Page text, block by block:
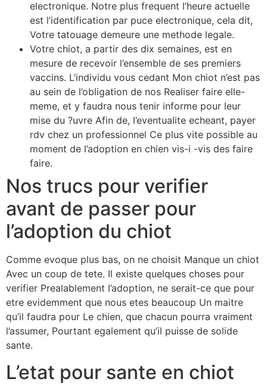
electronique. Notre plus frequent l’heure actuelle
est l’identification par puce electronique, cela dit,
Votre tatouage demeure une methode legale.
Votre chiot, a partir des dix semaines, est en
mesure de recevoir l’ensemble de ses premiers
vaccins. L’individu vous cedant Mon chiot n’est pas
au sein de l’obligation de nos Realiser faire elle-
meme, et y faudra nous tenir informe pour leur
mise du ?uvre Afin de, l’eventualite echeant, payer
rdv chez un professionnel Ce plus vite possible au
moment de l’adoption en chien vis-i -vis des faire
faire.
Nos trucs pour verifier
avant de passer pour
l’adoption du chiot
Comme evoque plus bas, on ne choisit Manque un chiot
Avec un coup de tete. Il existe quelques choses pour
verifier Prealablement l’adoption, ne serait-ce que pour
etre evidemment que nous etes beaucoup Un maitre
qu’il faudra pour Le chien, que chacun pourra vraiment
l’assumer, Pourtant egalement qu’il puisse de solide
sante.
L’etat pour sante en chiot